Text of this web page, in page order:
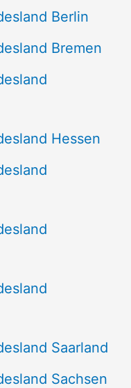
Berlin
Bremen
Hessen
Saarland
Sachsen